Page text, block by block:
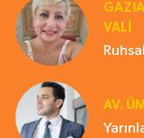
VALİ
AV.